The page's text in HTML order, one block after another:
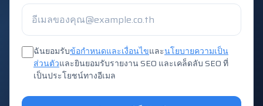
ฉันยอมรับข้อกำหนดและเงื่อนไขและนโยบายความเป็น
ส่วนตัวและยินยอมรับรายงาน SEO และเคล็ดลับ SEO ที่
เป็นประโยชน์ทางอีเมล